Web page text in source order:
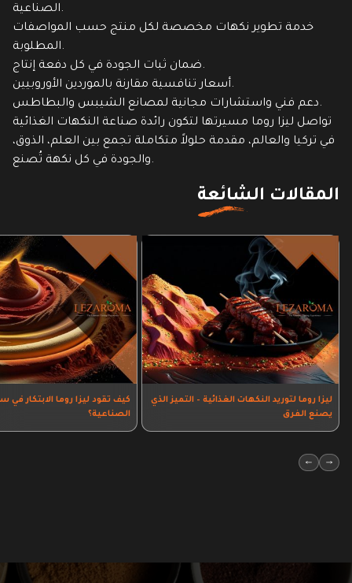
الصناعية.
خدمة تطوير نكهات مخصصة لكل منتج حسب المواصفات
المطلوبة.
ضمان ثبات الجودة في كل دفعة إنتاج.
أسعار تنافسية مقارنة بالموردين الأوروبيين.
دعم فني واستشارات مجانية لمصانع الشيبس والبطاطس.
تواصل ليزا روما مسيرتها لتكون رائدة صناعة النكهات الغذائية
في تركيا والعالم، مقدمة حلولاً متكاملة تجمع بين العلم، الذوق،
والجودة في كل نكهة تُصنع.
المقالات الشائعة
ليزا روما لتوريد النكهات الغذائية – التميز الذي
يصنع الفرق
كيف تقود ليزا روما الابتكار في
الصناعية؟